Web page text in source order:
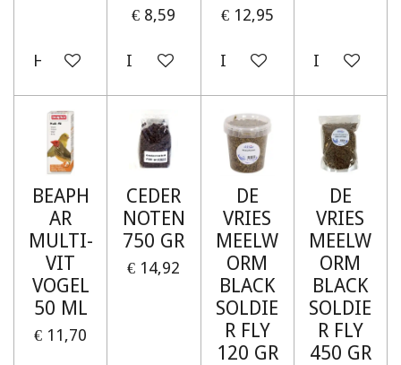
Houd mij op de hoogte
€ 8,59
In winkelwagen
€ 12,95
In winkelwagen
In
BEAPH
AR
MULTI-
VIT
VOGEL
50 ML
€ 11,70
CEDER
NOTEN
750 GR
€ 14,92
DE
VRIES
MEELW
ORM
BLACK
SOLDIE
R FLY
120 GR
DE
VRIES
MEELW
ORM
BLACK
SOLDIE
R FLY
450 GR